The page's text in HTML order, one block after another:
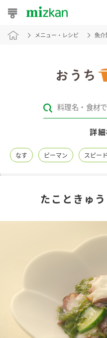
おうちレシピ
レシピカテゴリ一覧
レシピ名特集
商品情報
お酢ドリンク
新商品一覧
ブランド・スペシャルサイト
ブランド・スペシャルサイ
メニュー・レシピ 魚介
詳
なす ピーマン スピー
たこときゅ